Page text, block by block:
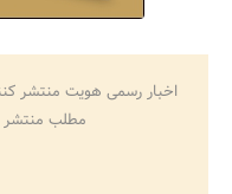
اخبار رسمی هویت منتشر
مطلب منتشر